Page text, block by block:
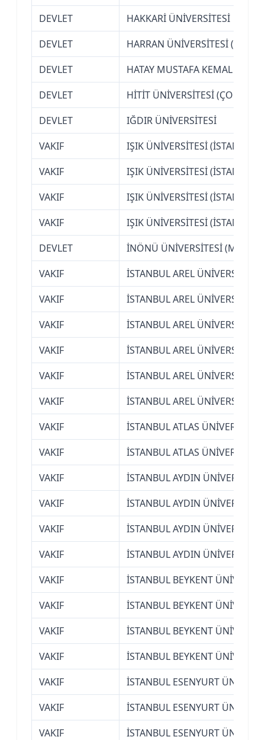
DEVLET
HAKKARİ ÜNİVERSİTESİ
DEVLET
HARRAN ÜNİVERSİTESİ
DEVLET
HATAY MUSTAFA KEMAL
DEVLET
HİTİT ÜNİVERSİTESİ (ÇORUM)
DEVLET
IĞDIR ÜNİVERSİTESİ
VAKIF
IŞIK ÜNİVERSİTESİ (İSTANBUL)
VAKIF
IŞIK ÜNİVERSİTESİ (İSTANBUL)
VAKIF
IŞIK ÜNİVERSİTESİ (İSTANBUL)
VAKIF
IŞIK ÜNİVERSİTESİ (İSTANBUL)
DEVLET
İNÖNÜ ÜNİVERSİTESİ
VAKIF
İSTANBUL AREL ÜNİVERSİTESİ
VAKIF
İSTANBUL AREL ÜNİVERSİTESİ
VAKIF
İSTANBUL AREL ÜNİVERSİTESİ
VAKIF
İSTANBUL AREL ÜNİVERSİTESİ
VAKIF
İSTANBUL AREL ÜNİVERSİTESİ
VAKIF
İSTANBUL AREL ÜNİVERSİTESİ
VAKIF
İSTANBUL ATLAS ÜNİVERSİTESİ
VAKIF
İSTANBUL ATLAS ÜNİVERSİTESİ
VAKIF
İSTANBUL AYDIN ÜNİVERSİTESİ
VAKIF
İSTANBUL AYDIN ÜNİVERSİTESİ
VAKIF
İSTANBUL AYDIN ÜNİVERSİTESİ
VAKIF
İSTANBUL AYDIN ÜNİVERSİTESİ
VAKIF
İSTANBUL BEYKENT
VAKIF
İSTANBUL BEYKENT
VAKIF
İSTANBUL BEYKENT
VAKIF
İSTANBUL BEYKENT
VAKIF
İSTANBUL ESENYURT
VAKIF
İSTANBUL ESENYURT
VAKIF
İSTANBUL ESENYURT